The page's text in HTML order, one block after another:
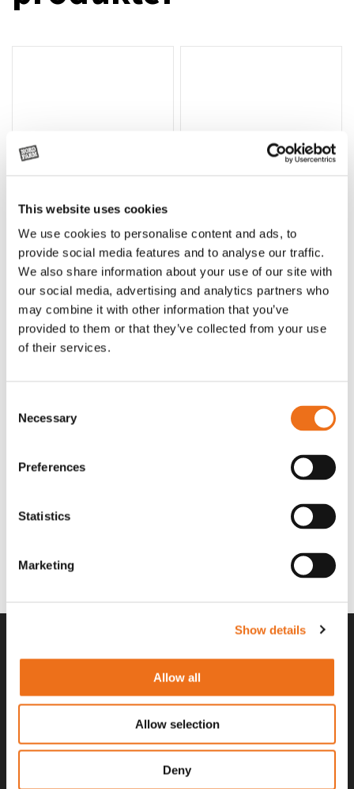
This website uses cookies
We use cookies to personalise content and ads, to
provide social media features and to analyse our traffic.
We also share information about your use of our site with
our social media, advertising and analytics partners who
may combine it with other information that you’ve
provided to them or that they’ve collected from your use
of their services.
Selection
Necessary
Preferences
Statistics
Marketing
Show details
Allow all
Allow selection
Deny
Lägg till i varukorg
Rotor, komplett med slagor
OR80013456G
(ex. moms)
Grön truckknapp
A00220
kr (ex. moms)
Lägg till i varukorg
Rotor teeth 8t/6k 7.5Gr/8 R6/14 Rotor teeth 8t/6k 0Gr/8 R6/14
Alla priser på tillbehör och tillval gäller vid köp av ny maskin. Priserna
gäller inte vid köp av enskild produkt, till exempel